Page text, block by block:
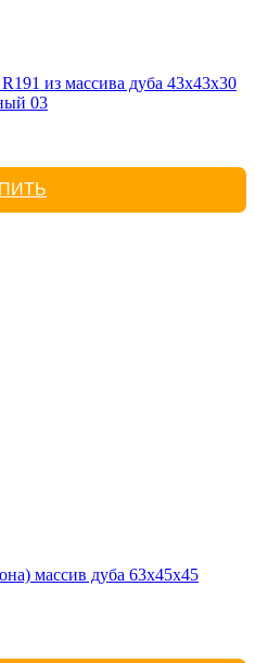
из массива дуба 43х43х30
03
массив дуба 63х45х45